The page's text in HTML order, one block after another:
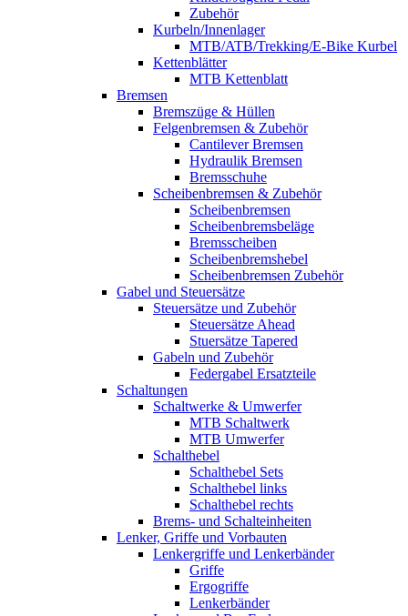
Zubehör
Kurbeln/Innenlager
MTB/ATB/Trekking/E-Bike Kurbel
Kettenblätter
MTB Kettenblatt
Bremsen
Bremszüge & Hüllen
Felgenbremsen & Zubehör
Cantilever Bremsen
Hydraulik Bremsen
Bremsschuhe
Scheibenbremsen & Zubehör
Scheibenbremsen
Scheibenbremsbeläge
Bremsscheiben
Scheibenbremshebel
Scheibenbremsen Zubehör
Gabel und Steuersätze
Steuersätze und Zubehör
Steuersätze Ahead
Stuersätze Tapered
Gabeln und Zubehör
Federgabel Ersatzteile
Schaltungen
Schaltwerke & Umwerfer
MTB Schaltwerk
MTB Umwerfer
Schalthebel
Schalthebel Sets
Schalthebel links
Schalthebel rechts
Brems- und Schalteinheiten
Lenker, Griffe und Vorbauten
Lenkergriffe und Lenkerbänder
Griffe
Ergogriffe
Lenkerbänder